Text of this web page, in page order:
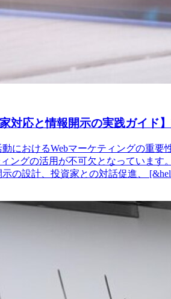
対応と情報開示の実践ガイド
におけるWebマーケティングの重
ングの活用が不可欠となっていま
の設計、投資家との対話促進、